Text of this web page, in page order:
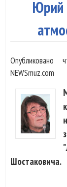
Юрий
Опубликовано
NEWSmuz.com
Шостаковича.